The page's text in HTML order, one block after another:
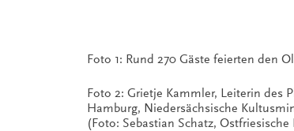
Foto 1: Rund 270 Gäste feierten den
Foto 2: Grietje Kammler, Leiterin des
Hamburg, Niedersächsische
(Foto: Sebastian Schatz, Ostfriesische